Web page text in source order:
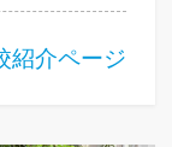
紹介ページ